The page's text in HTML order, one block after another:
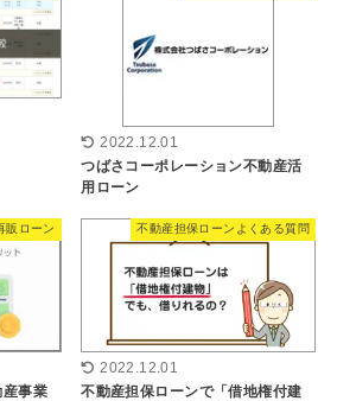
2022.12.01
つばさコーポレーション不動産活
用ローン
販ローン
産事業
不動産担保ローンよくある質問
2022.12.01
不動産担保ローンで「借地権付建